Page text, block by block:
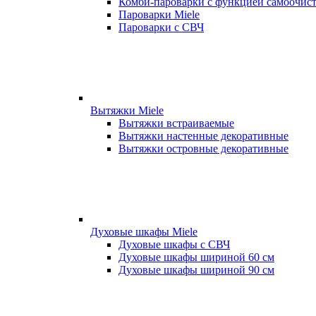
Пароварки Miele
Пароварки с СВЧ
Вытяжки Miele
Вытяжки встраиваемые
Вытяжки настенные декоративные
Вытяжки островные декоративные
Духовые шкафы Miele
Духовые шкафы с СВЧ
Духовые шкафы шириной 60 см
Духовые шкафы шириной 90 см